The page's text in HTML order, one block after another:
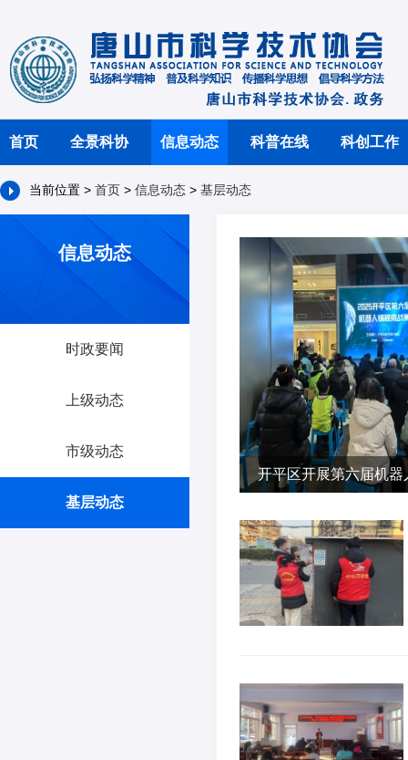
首页 全景科协 信息动态 科普在线 科创工作
当前位置 > 首页 > 信息动态 > 基层动态
信息动态
时政要闻
上级动态
市级动态
基层动态
开平区开展第六届机器